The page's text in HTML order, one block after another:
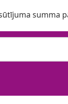
summa